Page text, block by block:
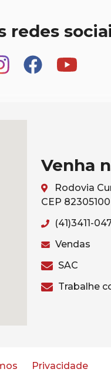
redes
Venha
Rodovia
CEP 82305100
(41)3411-
Vendas
SAC
Trabalhe
Privacidade